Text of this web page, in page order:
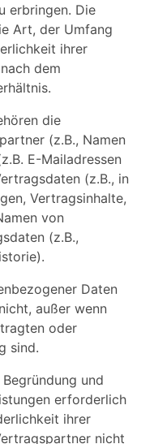
erbringen. Die
Art, der Umfang
ihrer
dem
die
(z.B., Namen
E-Mailadressen
(z.B., in
Vertragsinhalte,
von
(z.B.,
Daten
außer wenn
oder
sind.
und
erforderlich
ihrer
nicht